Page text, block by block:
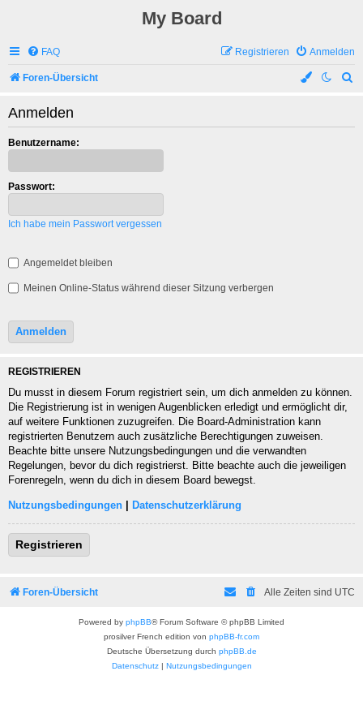
My Board
FAQ Anmelden
Registrieren
Foren-Übersicht
Anmelden
Benutzername:
Passwort:
Ich habe mein Passwort vergessen
Angemeldet bleiben
Meinen Online-Status während dieser Sitzung verbergen
REGISTRIEREN
Du musst in diesem Forum registriert sein, um dich anmelden zu können.
Die Registrierung ist in wenigen Augenblicken erledigt und ermöglicht dir,
auf weitere Funktionen zuzugreifen. Die Board-Administration kann
registrierten Benutzern auch zusätzliche Berechtigungen zuweisen.
Beachte bitte unsere Nutzungsbedingungen und die verwandten
Regelungen, bevor du dich registrierst. Bitte beachte auch die jeweiligen
Forenregeln, wenn du dich in diesem Board bewegst.
Nutzungsbedingungen Datenschutzerklärung
Registrieren
Foren-Übersicht Alle Zeiten sind UTC
Powered by phpBB® Forum Software © phpBB Limited
prosilver French edition von phpBB-fr.com
Deutsche Übersetzung durch phpBB.de
Datenschutz| Nutzungsbedingungen